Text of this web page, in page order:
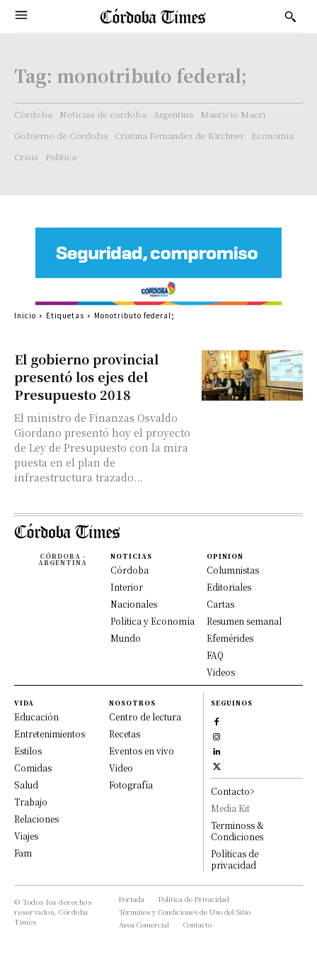
Tag: monotributo federal;
Córdoba Noticias de cordoba Argentina
Mauricio Macri
Gobierno de Córdoba
Cristina Fernandez de Kirchner
Economía
Crisis
Politica
El gobierno provincial
presentó los ejes del
Presupuesto 2018
El ministro de Finanzas Osvaldo
Giordano presentó hoy el proyecto
de Ley de Presupuesto con la mira
puesta en el plan de
infraestructura trazado...
Inicio Etiquetas Monotributo federal;
CÓRDOBA -
ARGENTINA
NOTICIAS
Córdoba
Interior
Nacionales
Política y Economía
Mundo
OPINION
Columnistas
Editoriales
Cartas
Resumen semanal
Efemérides
FAQ
Videos
VIDA
Educación
Entretenimientos
Estilos
Comidas
Salud
Trabajo
Relaciones
Viajes
Fam
NOSOTROS
Centro de lectura
Recetas
Eventos en vivo
Video
Fotografía
SEGUINOS
Contacto>
Media Kit
Terminoss &
Condiciones
Políticas de
privacidad
© Todos los derechos
reservados, Córdoba
Times
Portada
Política de Privacidad
Términos y Condiciones de Uso del Sitio
Area Comercial
Contacto